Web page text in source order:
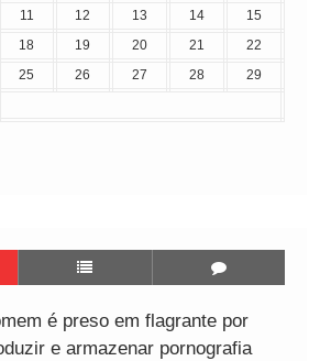
11 12 13 14
15
18 19 20 21
22
25 26 27 28
29
é preso em flagrante por
e armazenar pornografia